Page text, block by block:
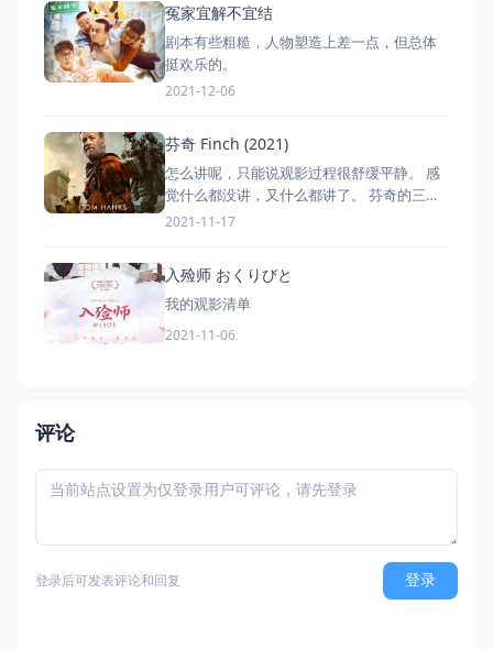
冤家宜解不宜结
剧本有些粗糙，人物塑造上差一点，但总体
挺欢乐的。
2021-12-06
芬奇 Finch (2021)
怎么讲呢，只能说观影过程很舒缓平静。 感
觉什么都没讲，又什么都讲了。 芬奇的三个
故事就是他的一生。 有时间了重新看一遍
2021-11-17
入殓师 おくりびと
我的观影清单
2021-11-06
评论
登录后可发表评论和回复 登录